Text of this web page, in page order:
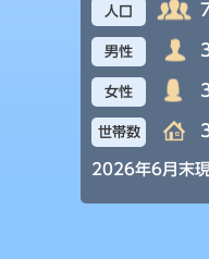
人口
男性
女性
世帯数
2026年6月末